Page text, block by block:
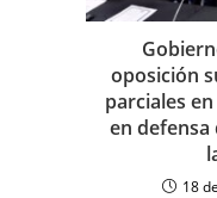
oposición
parciales
en defensa
18